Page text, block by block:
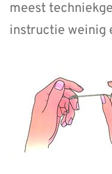
meest
instructie weinig